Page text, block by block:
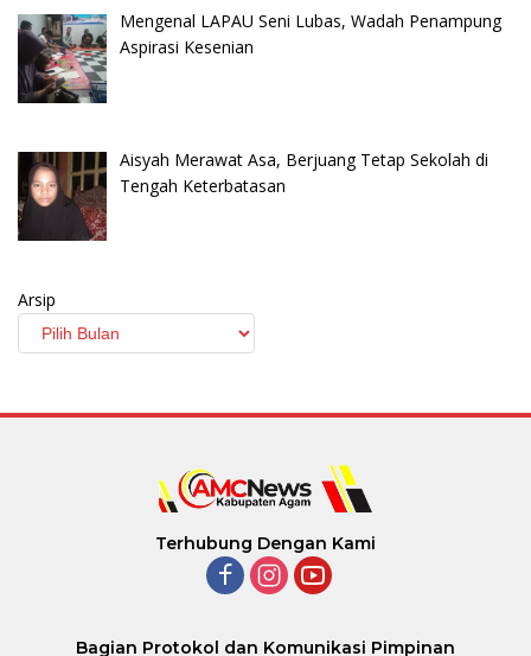
Mengenal LAPAU Seni Lubas, Wadah Penampung
Aspirasi Kesenian
Aisyah Merawat Asa, Berjuang Tetap Sekolah di
Tengah Keterbatasan
Arsip
Terhubung Dengan Kami
Bagian Protokol dan Komunikasi Pimpinan